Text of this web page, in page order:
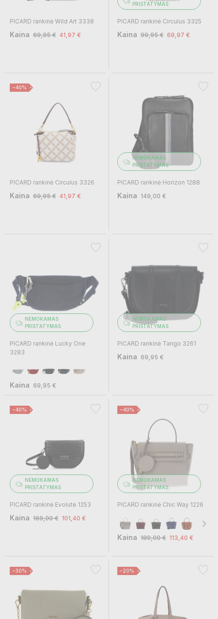
PICARD rankinė Wild Art 3338
Kaina 69,95 € 41,97 €
PRISTATYMAS
PICARD rankinė Circulus 3325
Kaina 99,95 € 69,97 €
−40%
PICARD rankinė Circulus 3326
Kaina 69,95 € 41,97 €
NEMOKAMAS
PRISTATYMAS
PICARD rankinė Horizon 1288
Kaina 149,00 €
NEMOKAMAS
PRISTATYMAS
PICARD rankinė Lucky One
3283
Kaina 69,95 €
NEMOKAMAS
PRISTATYMAS
PICARD rankinė Tango 3261
Kaina 69,95 €
−40%
NEMOKAMAS
PRISTATYMAS
PICARD rankinė Evolute 1253
Kaina 169,00 € 101,40 €
−40%
NEMOKAMAS
PRISTATYMAS
PICARD rankinė Chic Way 1226
Kaina 189,00 € 113,40 €
−30% −20%